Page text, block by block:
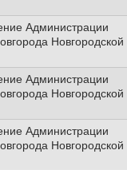
Администрации
Новгородской
Администрации
Новгородской
Администрации
Новгородской